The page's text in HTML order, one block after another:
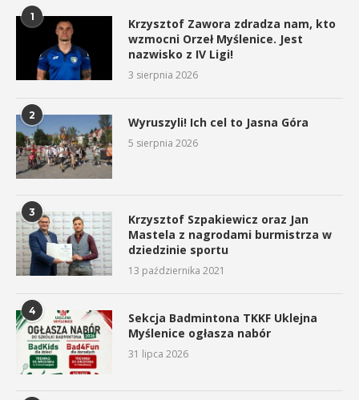
1
Krzysztof Zawora zdradza nam, kto
wzmocni Orzeł Myślenice. Jest
nazwisko z IV Ligi!
3 sierpnia 2026
2 Wyruszyli! Ich cel to Jasna Góra
5 sierpnia 2026
3
Krzysztof Szpakiewicz oraz Jan
Mastela z nagrodami burmistrza w
dziedzinie sportu
13 października 2021
4
Sekcja Badmintona TKKF Uklejna
Myślenice ogłasza nabór
31 lipca 2026